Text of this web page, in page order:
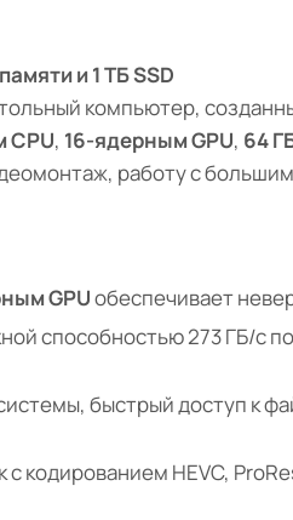
и 1 ТБ SSD
компьютер,
CPU, 16-ядерным GPU, 64
работу с
GPUобеспечивает
способностью 273 ГБ/с
быстрый доступ к
кодированием HEVC,